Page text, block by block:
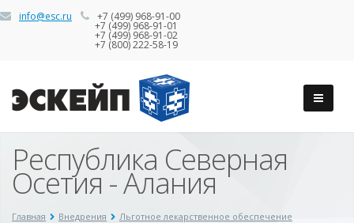
info@esc.ru +7 (499) 968-91-00
+7 (499) 968-91-01
+7 (499) 968-91-02
+7 (800) 222-58-19
Республика Северная
Осетия - Алания
Главная Внедрения
Льготное лекарственное обеспечение